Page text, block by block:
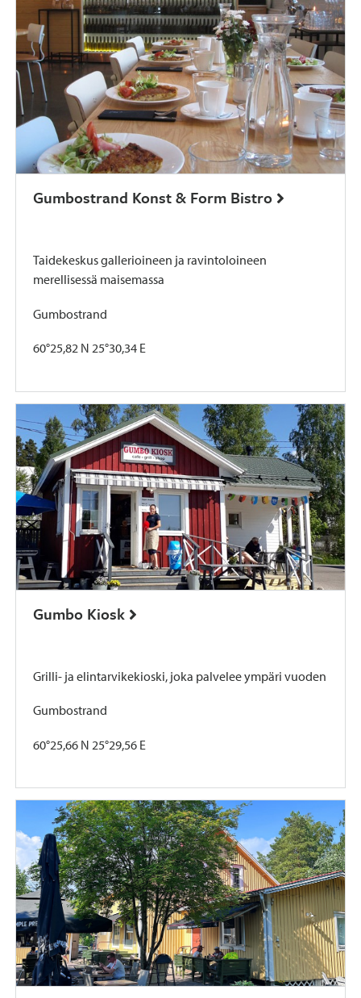
Gumbostrand Konst & Form Bistro
Taidekeskus gallerioineen ja ravintoloineen
merellisessä maisemassa
Gumbostrand
60°25,82 N 25°30,34 E
Gumbo Kiosk
Grilli- ja elintarvikekioski, joka palvelee ympäri vuoden
Gumbostrand
60°25,66 N 25°29,56 E